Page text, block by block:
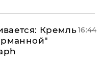
Кремль16:44